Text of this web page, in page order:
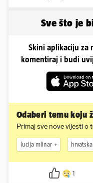
Sve što je
Skini aplikaciju za
komentiraj i budi
Odaberi temu koju
Primaj sve nove vijesti o
lucija mlinar
1